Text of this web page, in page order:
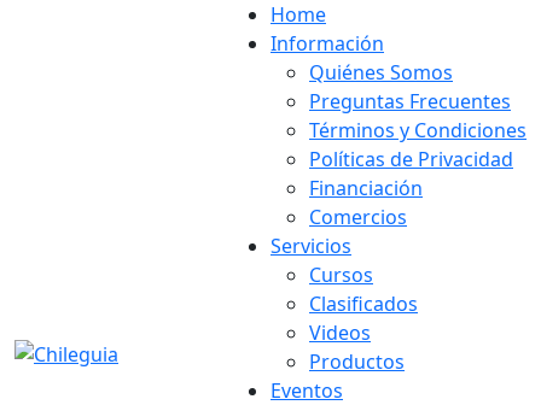
Home
Información
Quiénes Somos
Preguntas Frecuentes
Términos y Condiciones
Políticas de Privacidad
Financiación
Comercios
Servicios
Cursos
Clasificados
Videos
Productos
Eventos